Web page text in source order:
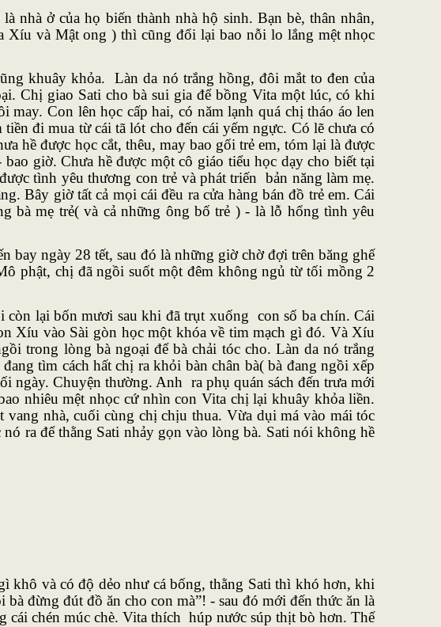
nhà ở của họ biến thành nhà hộ sinh. Bạn bè, thân nhân,
Xíu và Mật ong ) thì cũng đổi lại bao nỗi lo lắng mệt nhọc
khuây khỏa. Làn da nó trắng hồng, đôi mắt to đen của
Chị giao Sati cho bà sui gia để bồng Vita một lúc, có khi
Con lên học cấp hai, có năm lạnh quá chị tháo áo len
đi mua từ cái tã lót cho đến cái yếm ngực. Có lẽ chưa có
hề được học cắt, thêu, may bao gối trẻ em, tóm lại là được
giờ. Chưa hề được một cô giáo tiểu học dạy cho biết tại
tình yêu thương con trẻ và phát triến bản năng làm mẹ.
Bây giờ tất cả mọi cái đều ra cửa hàng bán đồ trẻ em. Cái
mẹ trẻ( và cả những ông bố trẻ ) - là lỗ hổng tình yêu
bay ngày 28 tết, sau đó là những giờ chờ đợi trên băng ghế
phật, chị đã ngồi suốt một đêm không ngủ từ tối mồng 2
lại bốn mươi sau khi đã trụt xuống con số ba chín. Cái
Xíu vào Sài gòn học một khóa về tim mạch gì đó. Và Xíu
trong lòng bà ngoại để bà chải tóc cho. Làn da nó trắng
tìm cách hất chị ra khỏi bàn chân bà( bà đang ngồi xếp
ngày. Chuyện thường. Anh ra phụ quán sách đến trưa mới
nhiêu mệt nhọc cứ nhìn con Vita chị lại khuây khỏa liền.
nhà, cuối cùng chị chịu thua. Vừa dụi má vào mái tóc
ra để thằng Sati nhảy gọn vào lòng bà. Sati nói không hề
khô và có độ dẻo như cá bống, thằng Sati thì khó hơn, khi
đừng đút đồ ăn cho con mà”! - sau đó mới đến thức ăn là
cái chén múc chè. Vita thích húp nước súp thịt bò hơn. Thế